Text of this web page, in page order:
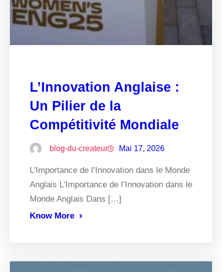
L’Innovation Anglaise :
Un Pilier de la
Compétitivité Mondiale
blog-du-createur Mai 17, 2026
L’Importance de l’Innovation dans le Monde
Anglais L’Importance de l’Innovation dans le
Monde Anglais Dans […]
Know More